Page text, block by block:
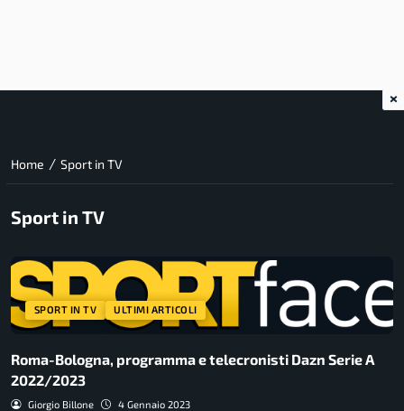
Home / Sport in TV
Sport in TV
SPORT IN TV ULTIMI ARTICOLI
Roma-Bologna, programma e telecronisti Dazn Serie A
2022/2023
Giorgio Billone 4 Gennaio 2023
×